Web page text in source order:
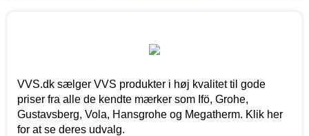
VVS.dk sælger VVS produkter i høj kvalitet til gode
priser fra alle de kendte mærker som Ifö, Grohe,
Gustavsberg, Vola, Hansgrohe og Megatherm. Klik her
for at se deres udvalg.